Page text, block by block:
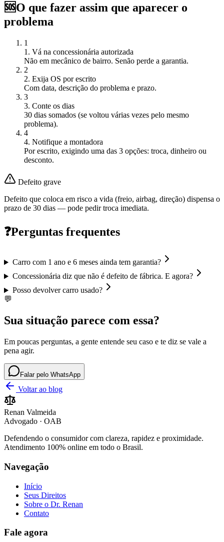
🆘O que fazer assim que aparecer o
problema
1
1. Vá na concessionária autorizada
Não em mecânico de bairro. Senão perde a garantia.
2
2. Exija OS por escrito
Com data, descrição do problema e prazo.
3
3. Conte os dias
30 dias somados (se voltou várias vezes pelo mesmo
problema).
4
4. Notifique a montadora
Por escrito, exigindo uma das 3 opções: troca, dinheiro ou
desconto.
Defeito grave
Defeito que coloca em risco a vida (freio, airbag, direção) dispensa o
prazo de 30 dias — pode pedir troca imediata.
❓Perguntas frequentes
Carro com 1 ano e 6 meses ainda tem garantia?
Concessionária diz que não é defeito de fábrica. E agora?
Posso devolver carro usado?
💬
Sua situação parece com essa?
Em poucas perguntas, a gente entende seu caso e te diz se vale a
pena agir.
Falar pelo WhatsApp
Voltar ao blog
Renan Valmeida
Advogado · OAB
Defendendo o consumidor com clareza, rapidez e proximidade.
Atendimento 100% online em todo o Brasil.
Navegação
Início
Seus Direitos
Sobre o Dr. Renan
Contato
Fale agora